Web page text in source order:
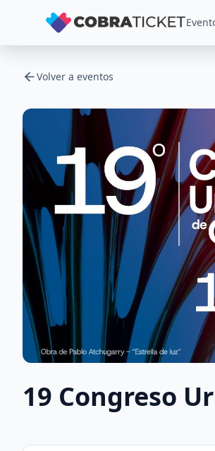
Volver a eventos
19 Congreso